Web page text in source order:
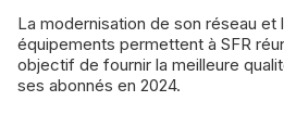
La modernisation de son réseau
équipements permettent à SFR
objectif de fournir la meilleure
ses abonnés en 2024.